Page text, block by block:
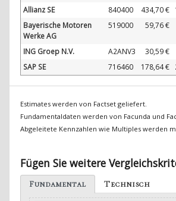
Allianz SE
840400 434,70 €
Bayerische Motoren
Werke AG
519000 59,76 €
ING Groep N.V. A2ANV3 30,59 €
SAP SE
716460 178,64 €
Estimates werden von Factset geliefert.
Fundamentaldaten werden von Facunda und
Abgeleitete Kennzahlen wie Multiples werden
Fügen Sie weitere
Fundamental Technisch